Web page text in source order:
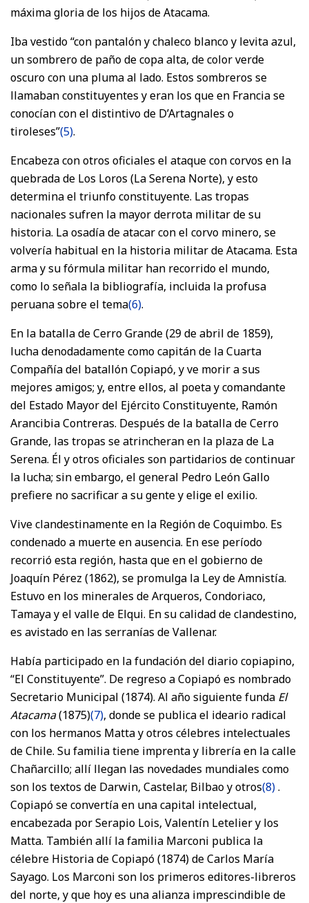
máxima gloria de los hijos de Atacama.
Iba vestido “con pantalón y chaleco blanco y levita azul,
un sombrero de paño de copa alta, de color verde
oscuro con una pluma al lado. Estos sombreros se
llamaban constituyentes y eran los que en Francia se
conocían con el distintivo de D’Artagnales o
tiroleses”(5).
Encabeza con otros oficiales el ataque con corvos en la
quebrada de Los Loros (La Serena Norte), y esto
determina el triunfo constituyente. Las tropas
nacionales sufren la mayor derrota militar de su
historia. La osadía de atacar con el corvo minero, se
volvería habitual en la historia militar de Atacama. Esta
arma y su fórmula militar han recorrido el mundo,
como lo señala la bibliografía, incluida la profusa
peruana sobre el tema(6).
En la batalla de Cerro Grande (29 de abril de 1859),
lucha denodadamente como capitán de la Cuarta
Compañía del batallón Copiapó, y ve morir a sus
mejores amigos; y, entre ellos, al poeta y comandante
del Estado Mayor del Ejército Constituyente, Ramón
Arancibia Contreras. Después de la batalla de Cerro
Grande, las tropas se atrincheran en la plaza de La
Serena. Él y otros oficiales son partidarios de continuar
la lucha; sin embargo, el general Pedro León Gallo
prefiere no sacrificar a su gente y elige el exilio.
Vive clandestinamente en la Región de Coquimbo. Es
condenado a muerte en ausencia. En ese período
recorrió esta región, hasta que en el gobierno de
Joaquín Pérez (1862), se promulga la Ley de Amnistía.
Estuvo en los minerales de Arqueros, Condoriaco,
Tamaya y el valle de Elqui. En su calidad de clandestino,
es avistado en las serranías de Vallenar.
Había participado en la fundación del diario copiapino,
“El Constituyente”. De regreso a Copiapó es nombrado
Secretario Municipal (1874). Al año siguiente funda El
Atacama(1875)(7), donde se publica el ideario radical
con los hermanos Matta y otros célebres intelectuales
de Chile. Su familia tiene imprenta y librería en la calle
Chañarcillo; allí llegan las novedades mundiales como
son los textos de Darwin, Castelar, Bilbao y otros(8).
Copiapó se convertía en una capital intelectual,
encabezada por Serapio Lois, Valentín Letelier y los
Matta. También allí la familia Marconi publica la
célebre Historia de Copiapó (1874) de Carlos María
Sayago. Los Marconi son los primeros editores-libreros
del norte, y que hoy es una alianza imprescindible de